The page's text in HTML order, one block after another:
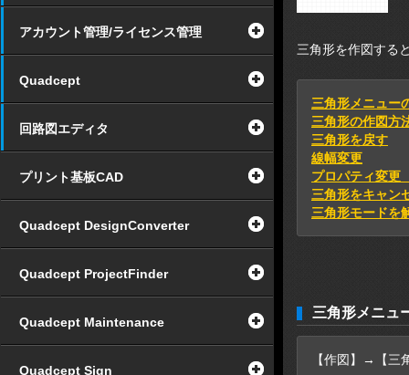
アカウント管理/ライセンス管理
Quadcept
回路図エディタ
プリント基板CAD
Quadcept DesignConverter
Quadcept ProjectFinder
Quadcept Maintenance
Quadcept Sign
三角形を作図する
三角形メニュー
三角形の作図方
三角形を戻す
線幅変更
プロパティ変更
三角形をキャン
三角形モードを
三角形メニュ
【作図】→【三